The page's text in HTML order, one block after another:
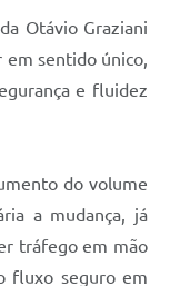
Otávio Graziani
em sentido único,
e fluidez
do volume
a mudança, já
tráfego em mão
fluxo seguro em